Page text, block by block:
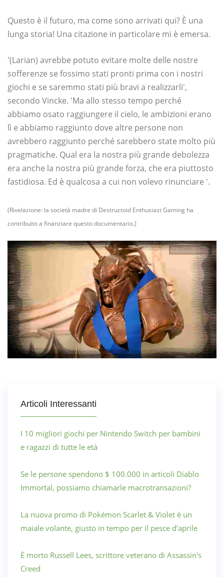
Questo è il futuro, ma come sono arrivati ​​qui? È una
lunga storia! Una citazione in particolare mi è emersa.
'(Larian) avrebbe potuto evitare molte delle nostre
sofferenze se fossimo stati pronti prima con i nostri
giochi e se saremmo stati più bravi a realizzarli',
secondo Vincke. 'Ma allo stesso tempo perché
abbiamo osato raggiungere il cielo, le ambizioni erano
lì e abbiamo raggiunto dove altre persone non
avrebbero raggiunto perché sarebbero state molto più
pragmatiche. Qual era la nostra più grande debolezza
era anche la nostra più grande forza, che era piuttosto
fastidiosa. Ed è qualcosa a cui non volevo rinunciare '.
(Rivelazione: la società madre di Destructoid Enthusiast Gaming ha
contribuito a finanziare questo documentario.)
Articoli Interessanti
I 10 migliori giochi per Nintendo Switch per bambini
e ragazzi di tutte le età
Se le persone spendono $ 100.000 in articoli Diablo
Immortal, possiamo chiamarle macrotransazioni?
La nuova promo di Pokémon Scarlet & Violet è un
maiale volante, giusto in tempo per il pesce d'aprile
È morto Russell Lees, scrittore veterano di Assassin's
Creed